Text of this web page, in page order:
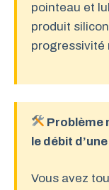
pointeau et
produit
progressivité
Problème
le débit
Vous avez